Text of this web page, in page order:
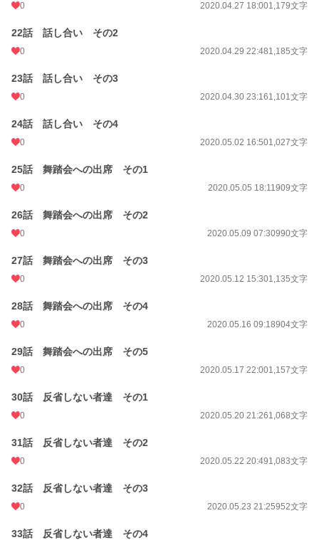
0 2020.04.27 18:001,179文字
22話 話し合い その2
0 2020.04.29 22:481,185文字
23話 話し合い その3
0 2020.04.30 23:161,101文字
24話 話し合い その4
0 2020.05.02 16:501,027文字
25話 舞踏会への出席 その1
0 2020.05.05 18:11909文字
26話 舞踏会への出席 その2
0 2020.05.09 07:30990文字
27話 舞踏会への出席 その3
0 2020.05.12 15:301,135文字
28話 舞踏会への出席 その4
0 2020.05.16 09:18904文字
29話 舞踏会への出席 その5
0 2020.05.17 22:001,157文字
30話 反省しない者達 その1
0 2020.05.20 21:261,068文字
31話 反省しない者達 その2
0 2020.05.22 20:491,083文字
32話 反省しない者達 その3
0 2020.05.23 21:25952文字
33話 反省しない者達 その4